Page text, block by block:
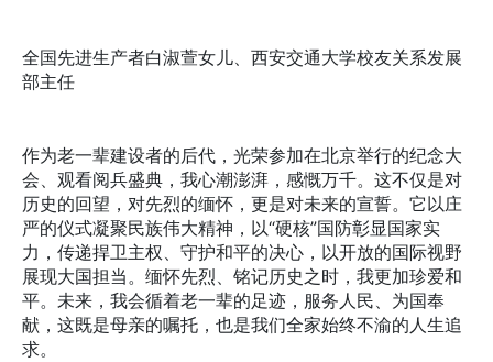
全国先进生产者白淑萱女儿、西安交通大学校友关系发展
部主任
作为老一辈建设者的后代，光荣参加在北京举行的纪念大
会、观看阅兵盛典，我心潮澎湃，感慨万千。这不仅是对
历史的回望，对先烈的缅怀，更是对未来的宣誓。它以庄
严的仪式凝聚民族伟大精神，以“硬核”国防彰显国家实
力，传递捍卫主权、守护和平的决心，以开放的国际视野
展现大国担当。缅怀先烈、铭记历史之时，我更加珍爱和
平。未来，我会循着老一辈的足迹，服务人民、为国奉
献，这既是母亲的嘱托，也是我们全家始终不渝的人生追
求。